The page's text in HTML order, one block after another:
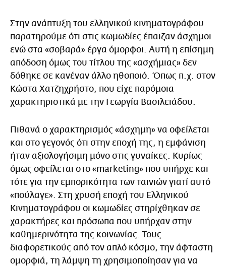
Στην ανάπτυξη του ελληνικού κινηματογράφου
παρατηρούμε ότι στις κωμωδίες έπαιζαν άσχημοι
ενώ στα «σοβαρά» έργα όμορφοι. Αυτή η επίσημη
απόδοση όμως του τίτλου της «ασχήμιας» δεν
δόθηκε σε κανέναν άλλο ηθοποιό. Όπως π.χ. στον
Κώστα Χατζηχρήστο, που είχε παρόμοια
χαρακτηριστικά με την Γεωργία Βασιλειάδου.
Πιθανά ο χαρακτηρισμός «άσχημη» να οφείλεται
και στο γεγονός ότι στην εποχή της, η εμφάνιση
ήταν αξιολογήσιμη μόνο στις γυναίκες. Κυρίως
όμως οφείλεται στο «marketing» που υπήρχε και
τότε για την εμπορικότητα των ταινιών γιατί αυτό
«πούλαγε». Στη χρυσή εποχή του Ελληνικού
Κινηματογράφου οι κωμωδίες στηρίχθηκαν σε
χαρακτήρες και πρόσωπα που υπήρχαν στην
καθημερινότητα της κοινωνίας. Τους
διαφορετικούς από τον απλό κόσμο, την άφταστη
ομορφιά, τη λάμψη τη χρησιμοποίησαν για να